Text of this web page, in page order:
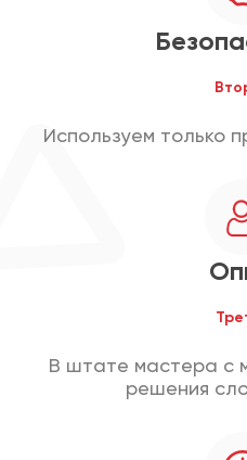
Используем только
В штате мастера с
решения